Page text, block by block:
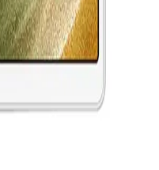
يبدأ من 1216 جنيه / الشهر
5,299